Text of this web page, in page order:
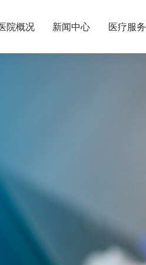
院概况 新闻中心 医疗服务